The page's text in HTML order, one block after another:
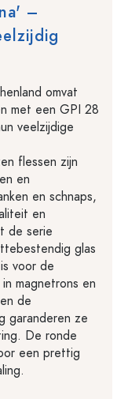
–
omvat
met een GPI 28
veelzijdige
flessen zijn
en
en schnaps,
en
de serie
glas
voor de
magnetrons en
de
garanderen ze
De ronde
een prettig